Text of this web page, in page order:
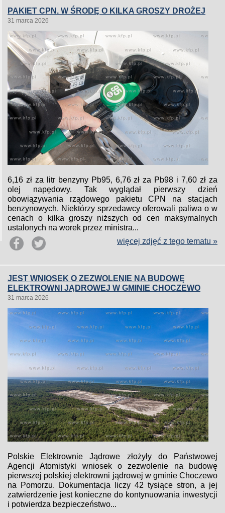
PAKIET CPN. W ŚRODĘ O KILKA GROSZY DROŻEJ
31 marca 2026
6,16 zł za litr benzyny Pb95, 6,76 zł za Pb98 i 7,60 zł za
olej napędowy. Tak wyglądał pierwszy dzień
obowiązywania rządowego pakietu CPN na stacjach
benzynowych. Niektórzy sprzedawcy oferowali paliwa o w
cenach o kilka groszy niższych od cen maksymalnych
ustalonych na worek przez ministra...
więcej zdjęć z tego tematu »
JEST WNIOSEK O ZEZWOLENIE NA BUDOWĘ
ELEKTROWNI JĄDROWEJ W GMINIE CHOCZEWO
31 marca 2026
Polskie Elektrownie Jądrowe złożyły do Państwowej
Agencji Atomistyki wniosek o zezwolenie na budowę
pierwszej polskiej elektrowni jądrowej w gminie Choczewo
na Pomorzu. Dokumentacja liczy 42 tysiące stron, a jej
zatwierdzenie jest konieczne do kontynuowania inwestycji
i potwierdza bezpieczeństwo...